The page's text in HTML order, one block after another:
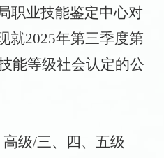
职业技能鉴定中心对
就2025年第三季度第
能等级社会认定的公
级/三、四、五级